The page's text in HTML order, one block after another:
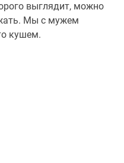
выглядит, можно
Мы с мужем
кушем.